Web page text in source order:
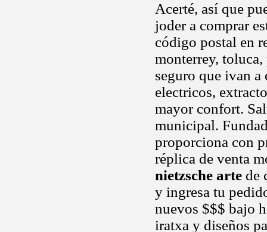
Acerté, así que
joder a comprar
código postal en
monterrey,
seguro que ivan a
electricos,
mayor confort.
municipal.
proporciona con
réplica de venta
nietzsche arte de
y ingresa tu
nuevos $$$ bajo
iratxa y diseños